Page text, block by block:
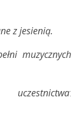
z jesienią.
muzycznych
: